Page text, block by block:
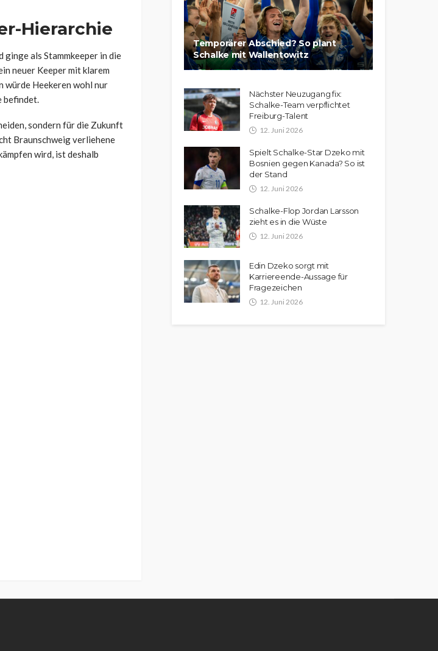
Hierarchie
als Stammkeeper in die
neuer Keeper mit klarem
würde Heekeren wohl nur
befindet.
sondern für die Zukunft
Braunschweig verliehene
wird, ist deshalb
Temporärer Abschied? So plant
Schalke mit Wallentowitz
Nächster Neuzugang fix:
Schalke-Team verpflichtet
Freiburg-Talent
12. Juni 2026
Spielt Schalke-Star Dzeko mit
Bosnien gegen Kanada? So ist
der Stand
12. Juni 2026
Schalke-Flop Jordan Larsson
zieht es in die Wüste
12. Juni 2026
Edin Dzeko sorgt mit
Karriereende-Aussage für
Fragezeichen
12. Juni 2026